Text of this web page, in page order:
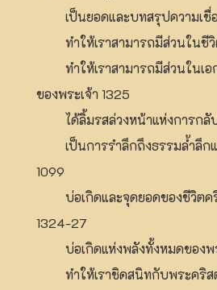
เป็นยอดและบทสรุปความเชื่อ
ทำให้เราสามารถมีส่วนในชีวิ
ทำให้เราสามารถมีส่วนในเอ
ของพระเจ้า 1325
ได้ลิ้มรสล่วงหน้าแห่งการกลั
เป็นการรำลึกถึงธรรมล้ำลึก
1099
บ่อเกิดและจุดยอดของชีวิตค
1324-27
บ่อเกิดแห่งพลังทั้งหมดของพ
ทำให้เราชิดสนิทกับพระคริส